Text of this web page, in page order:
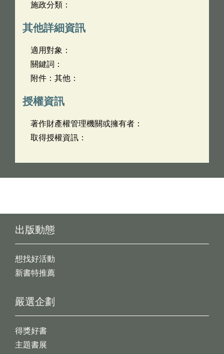
施政分類：
其他詳細資訊
適用對象：
關鍵詞：
附件：其他：
授權資訊
著作財產權管理機關或擁有者：
取得授權資訊：
出版動態
想找好活動
新書特推薦
嚴選企劃
得獎好書
主題書展